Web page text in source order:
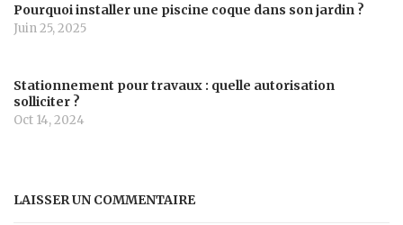
Pourquoi installer une piscine coque dans son jardin ?
Juin 25, 2025
Stationnement pour travaux : quelle autorisation
solliciter ?
Oct 14, 2024
LAISSER UN COMMENTAIRE